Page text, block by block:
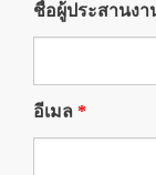
ชื่อผู้ประสานงา
อีเมล *